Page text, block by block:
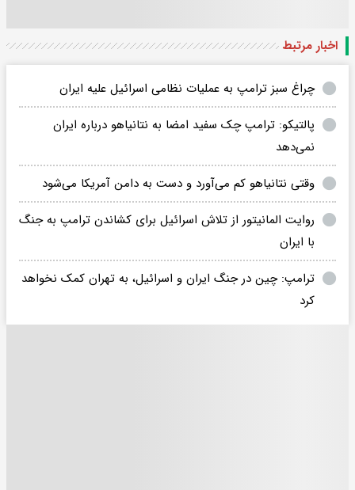
اخبار مرتبط
چراغ سبز ترامپ به عملیات نظامی اسرائیل علیه ایران
پالتیکو: ترامپ چک سفید امضا به نتانیاهو درباره ایران
نمی‌دهد
وقتی نتانیاهو کم می‌آورد و دست به دامن آمریکا می‌شود
روایت المانیتور از تلاش اسرائیل برای کشاندن ترامپ به جنگ
با ایران
ترامپ: چین در جنگ ایران و اسرائیل، به تهران کمک نخواهد
کرد